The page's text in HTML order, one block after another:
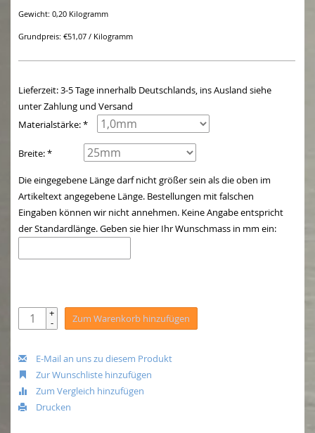
Gewicht: 0,20 Kilogramm
Grundpreis: €51,07 / Kilogramm
Lieferzeit: 3-5 Tage innerhalb Deutschlands, ins Ausland siehe
unter Zahlung und Versand
Materialstärke: *
Breite: *
Die eingegebene Länge darf nicht größer sein als die oben im
Artikeltext angegebene Länge. Bestellungen mit falschen
Eingaben können wir nicht annehmen. Keine Angabe entspricht
der Standardlänge. Geben sie hier Ihr Wunschmass in mm ein:
+
- Zum Warenkorb hinzufügen
E-Mail an uns zu diesem Produkt
Zur Wunschliste hinzufügen
Zum Vergleich hinzufügen
Drucken